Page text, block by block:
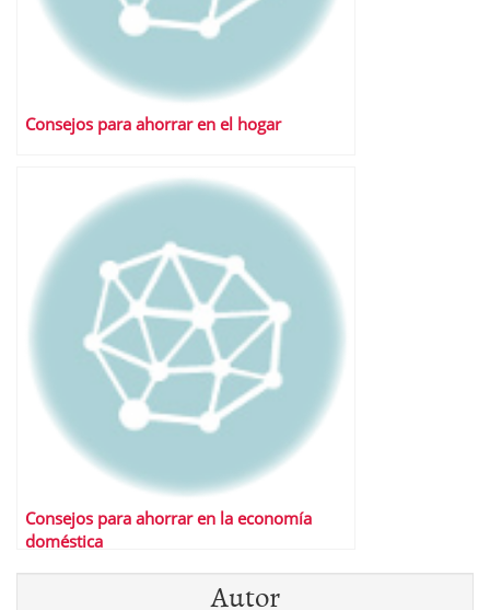
Consejos para ahorrar en el hogar
Consejos para ahorrar en la economía
doméstica
Autor